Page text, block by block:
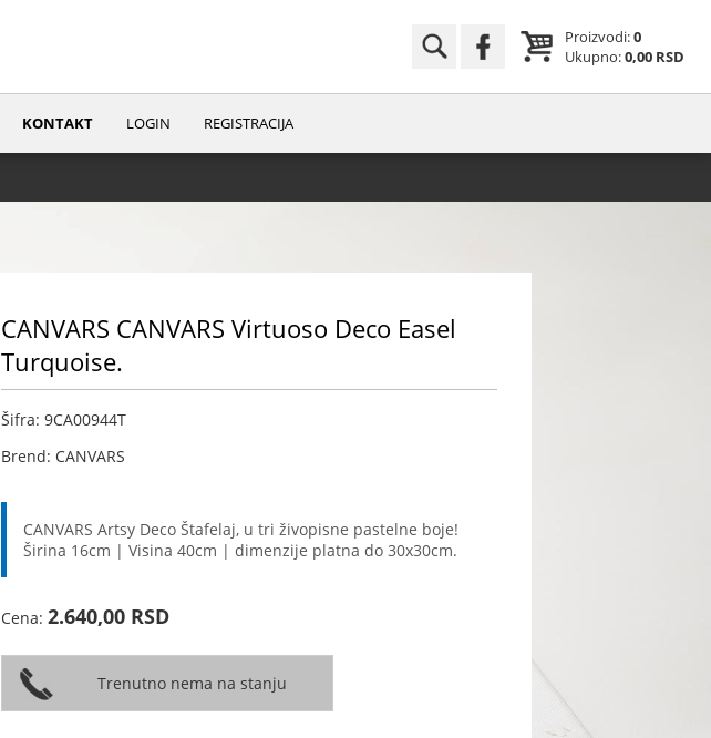
Proizvodi:0
Ukupno:0,00 RSD
KONTAKT LOGIN REGISTRACIJA
CANVARS CANVARS Virtuoso Deco Easel
Turquoise.
Šifra: 9CA00944T
Brend: CANVARS
CANVARS Artsy Deco Štafelaj, u tri živopisne pastelne boje!
Širina 16cm | Visina 40cm | dimenzije platna do 30x30cm.
Cena: 2.640,00 RSD